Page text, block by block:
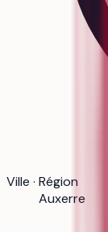
Ville · Région
Auxerre